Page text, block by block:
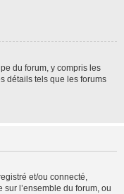
du forum, y compris les
détails tels que les forums
et/ou connecté,
sur l’ensemble du forum, ou